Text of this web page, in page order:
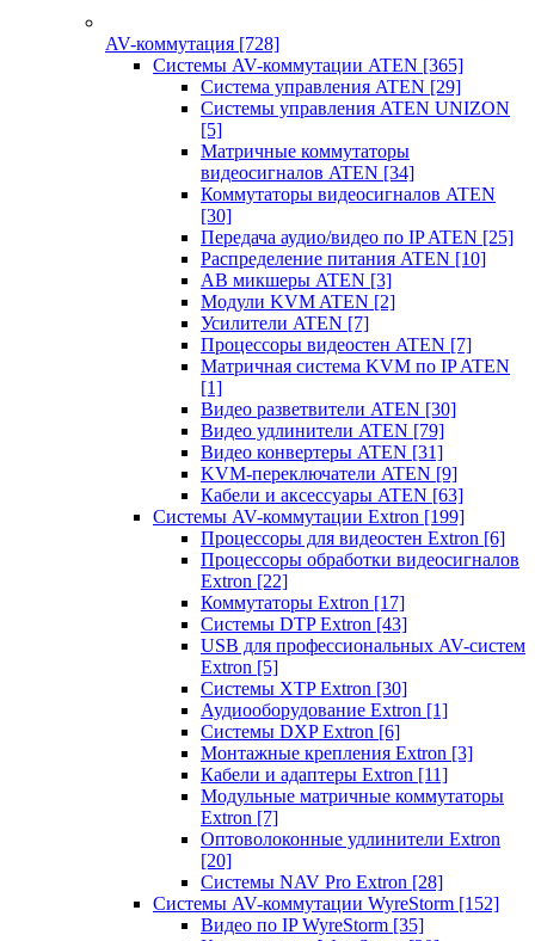
AV-коммутация [728]
Системы AV-коммутации ATEN [365]
Система управления ATEN [29]
Системы управления ATEN UNIZON
[5]
Матричные коммутаторы
видеосигналов ATEN [34]
Коммутаторы видеосигналов ATEN
[30]
Передача аудио/видео по IP ATEN [25]
Распределение питания ATEN [10]
АВ микшеры ATEN [3]
Модули KVM ATEN [2]
Усилители ATEN [7]
Процессоры видеостен ATEN [7]
Матричная система KVM по IP ATEN
[1]
Видео разветвители ATEN [30]
Видео удлинители ATEN [79]
Видео конвертеры ATEN [31]
KVM-переключатели ATEN [9]
Кабели и аксессуары ATEN [63]
Системы AV-коммутации Extron [199]
Процессоры для видеостен Extron [6]
Процессоры обработки видеосигналов
Extron [22]
Коммутаторы Extron [17]
Системы DTP Extron [43]
USB для профессиональных AV-систем
Extron [5]
Системы XTP Extron [30]
Аудиооборудование Extron [1]
Системы DXP Extron [6]
Монтажные крепления Extron [3]
Кабели и адаптеры Extron [11]
Модульные матричные коммутаторы
Extron [7]
Оптоволоконные удлинители Extron
[20]
Системы NAV Pro Extron [28]
Системы AV-коммутации WyreStorm [152]
Видео по IP WyreStorm [35]